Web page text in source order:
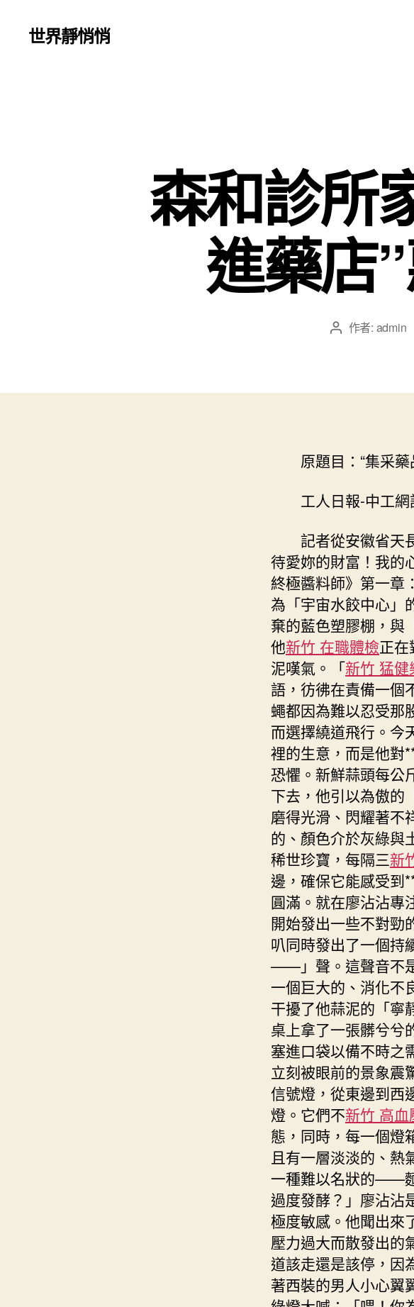
世界靜悄悄
森和診所
進藥店
文 作者: admin
原題目：“集采
工人日報-中工
記者從安徽省天
待愛妳的財富！我的
終極醬料師》第一章
為「宇宙水餃中心」
棄的藍色塑膠棚，與
他新竹 在職體檢正在
泥嘆氣。「新竹 猛健
語，彷彿在責備一個
蠅都因為難以忍受那
而選擇繞道飛行。今
裡的生意，而是他對
恐懼。新鮮蒜頭每公
下去，他引以為傲的
磨得光滑、閃耀著不
的、顏色介於灰綠與
稀世珍寶，每隔三新
邊，確保它能感受到
圓滿。就在廖沾沾專
開始發出一些不對勁
叭同時發出了一個
——」聲。這聲音不
一個巨大的、消化不
干擾了他蒜泥的「寧
桌上拿了一張髒兮兮
塞進口袋以備不時之
立刻被眼前的景象震
信號燈，從東邊到西
燈。它們不新竹 高血
態，同時，每一個燈
且有一層淡淡的、熱
一種難以名狀的——
過度發酵？」廖沾沾
極度敏感。他聞出來
壓力過大而散發出的
道該走還是該停，因
著西裝的男人小心翼